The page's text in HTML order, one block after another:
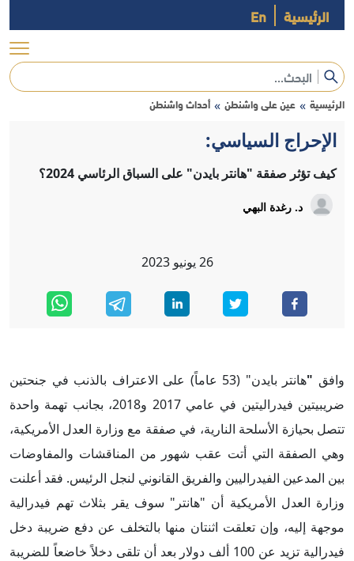
الرئيسية En
الرئيسية » عين على واشنطن » أحداث واشنطن
الإحراج السياسي:
كيف تؤثر صفقة "هانتر بايدن" على السباق الرئاسي 2024؟
د. رغدة البهي
26 يونيو 2023
وافق "
هانتر بايدن" (53 عاماً) على الاعتراف بالذنب في جنحتين
ضريبيتين فيدراليتين في عامي 2017 و2018، بجانب تهمة واحدة
تتصل بحيازة الأسلحة النارية، في صفقة مع وزارة العدل الأمريكية،
وهي الصفقة التي أتت عقب شهور من المناقشات والمفاوضات
بين المدعين الفيدراليين والفريق القانوني لنجل الرئيس. فقد أعلنت
وزارة العدل الأمريكية أن "هانتر" سوف يقر بثلاث تهم فيدرالية
موجهة إليه، وإن تعلقت اثنتان منها بالتخلف عن دفع ضريبة دخل
فيدرالية تزيد عن 100 ألف دولار بعد أن تلقى دخلاً خاضعاً للضريبة